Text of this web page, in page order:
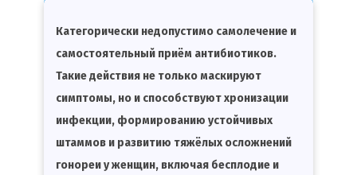
Категорически недопустимо самолечение и
самостоятельный приём антибиотиков.
Такие действия не только маскируют
симптомы, но и способствуют хронизации
инфекции, формированию устойчивых
штаммов и развитию тяжёлых осложнений
гонореи у женщин, включая бесплодие и